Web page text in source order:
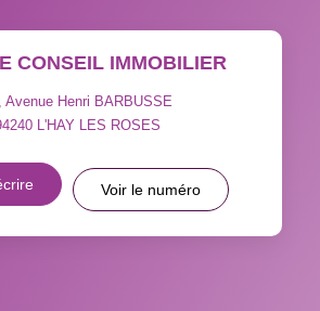
PART DES MÉNAGES SANS
VOITURE
ECOLES ET CRÈCHES
CONSEIL IMMOBILIER
Avenue Henri BARBUSSE
L'HAY LES ROSES
Voir le numéro